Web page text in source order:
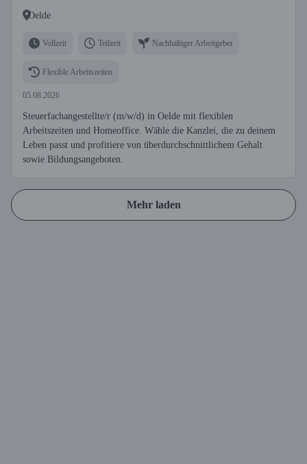
Oelde
Vollzeit Teilzeit Nachhaltiger Arbeitgeber
Flexible Arbeitszeiten
05.08.2026
Steuerfachangestellte/r (m/w/d) in Oelde mit flexiblen
Arbeitszeiten und Homeoffice. Wähle die Kanzlei, die zu deinem
Leben passt und profitiere von überdurchschnittlichem Gehalt
sowie Bildungsangeboten.
Mehr laden